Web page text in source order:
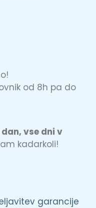
od 8h pa do
vse dni v
kadarkoli!
garancije